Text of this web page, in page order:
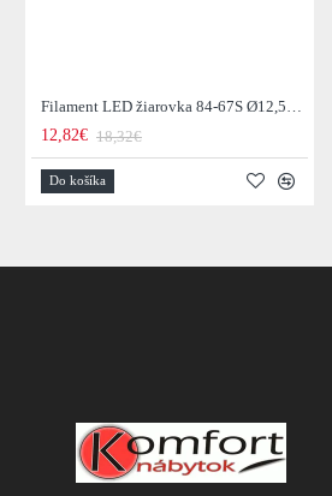
Filament LED žiarovka 84-67S Ø12,5cm Smoke grey glass
12,82€ 18,32€
Do košíka